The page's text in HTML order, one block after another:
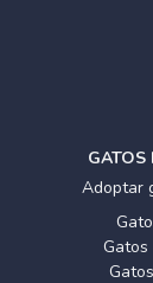
GATOS
Adoptar
Gatos